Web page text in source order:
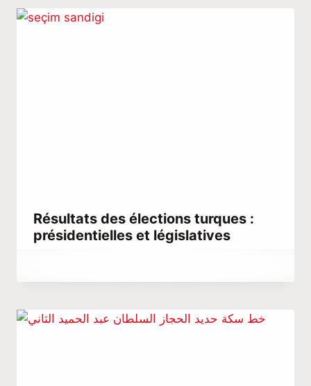
Résultats des élections turques :
présidentielles et législatives